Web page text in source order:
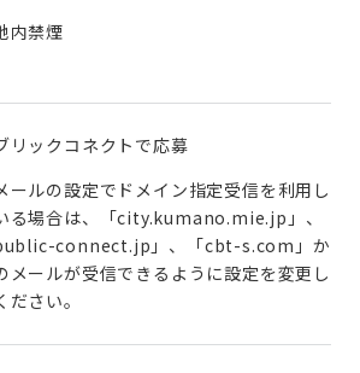
内禁煙
リックコネクトで応募
ールの設定でドメイン指定受信を利用し
る場合は、「city.kumano.mie.jp」、
public-connect.jp」、「cbt-s.com」か
メールが受信できるように設定を変更し
ださい。